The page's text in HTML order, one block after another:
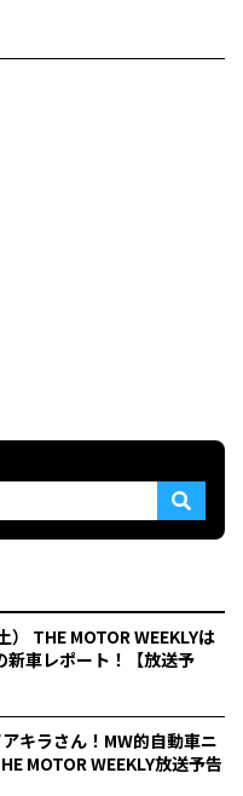
） THE MOTOR WEEKLYは
新車レポート！【放送予
アキラさん！MW的自動車ニ
MOTOR WEEKLY放送予告